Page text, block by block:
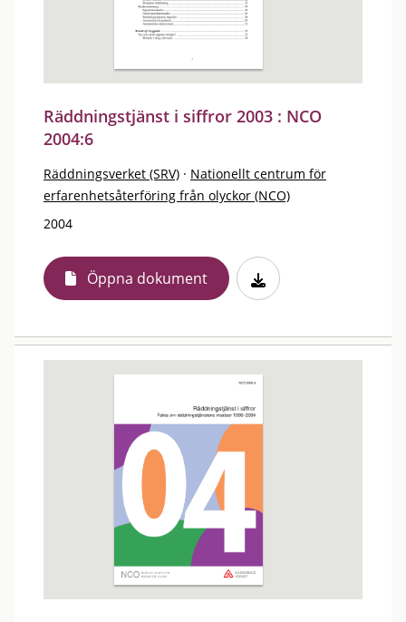
Räddningstjänst i siffror 2003 : NCO
2004:6
Räddningsverket (SRV) · Nationellt centrum för
erfarenhetsåterföring från olyckor (NCO)
2004
Öppna dokument